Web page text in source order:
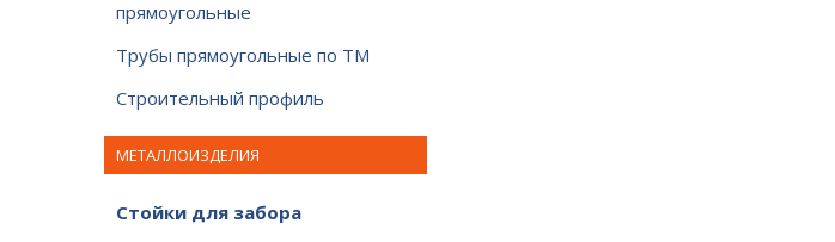
прямоугольные
Трубы прямоугольные по ТМ
Строительный профиль
МЕТАЛЛОИЗДЕЛИЯ
Стойки для забора